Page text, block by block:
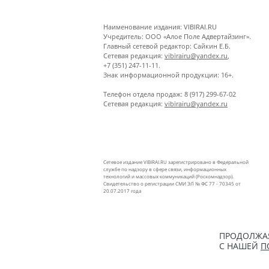
Наименование издания: VIBIRAI.RU
Учредитель: ООО «Алое Поле Адвертайзинг».
Главный сетевой редактор: Сайкин Е.Б.
Сетевая редакция: vibirairu@yandex.ru
+7 (351) 247-11-11.
Знак информационной продукции: 16+.
Телефон отдела продаж: 8 (917) 299-67-02
Сетевая редакция: vibirairu@yandex.ru
Сетевое издание VIBIRAI.RU зарегистрировано в Федеральной
службе по надзору в сфере связи, информационных
технологий и массовых коммуникаций (Роскомнадзор).
Свидетельство о регистрации СМИ ЭЛ № ФС 77 - 70345 от
20.07.2017 года
С НАШЕЙ